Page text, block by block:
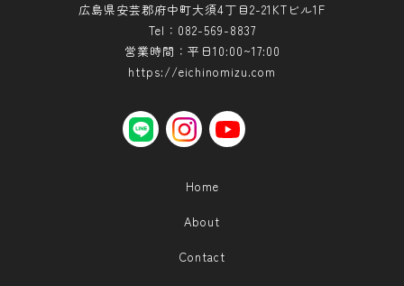
広島県安芸郡府中町大須4丁目2-21KTビル1F
Tel：082-569-8837
営業時間：平日10:00~17:00
https://eichinomizu.com
LINE instagram YouTube
Home
About
Contact